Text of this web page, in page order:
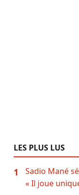
LES PLUS LUS
1
Sadio Mané
« Il joue